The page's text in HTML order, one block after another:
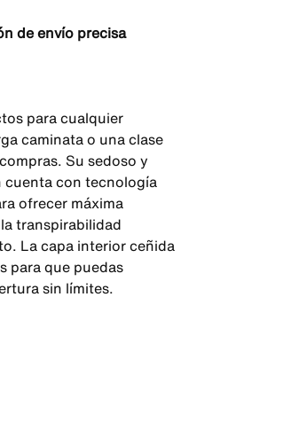
de envío precisa
para cualquier
caminata o una clase
Su sedoso y
cuenta con tecnología
ofrecer máxima
transpirabilidad
La capa interior ceñida
para que puedas
sin límites.